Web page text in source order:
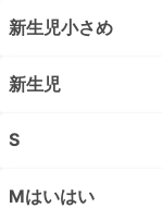
新生児小さめ
新生児
S
Mはいはい